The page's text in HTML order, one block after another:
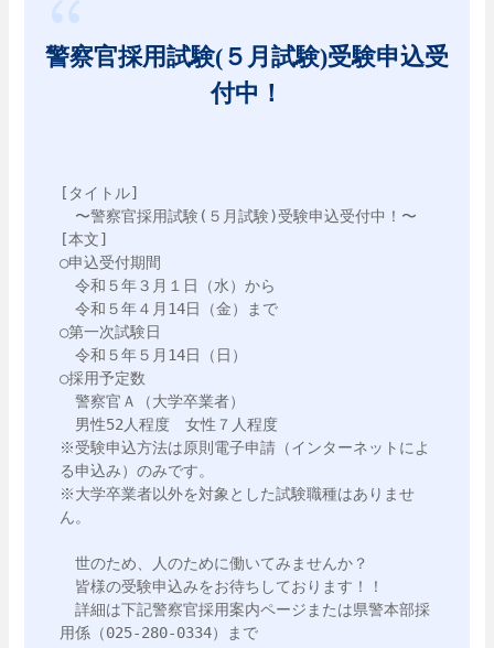
警察官採用試験(５月試験)受験申込受
付中！
[タイトル]
〜警察官採用試験(５月試験)受験申込受付中！〜
[本文]
○申込受付期間
令和５年３月１日（水）から
令和５年４月14日（金）まで
○第一次試験日
令和５年５月14日（日）
○採用予定数
警察官Ａ（大学卒業者）
男性52人程度　女性７人程度
※受験申込方法は原則電子申請（インターネットによ
る申込み）のみです。
※大学卒業者以外を対象とした試験職種はありませ
ん。
世のため、人のために働いてみませんか？
皆様の受験申込みをお待ちしております！！
詳細は下記警察官採用案内ページまたは県警本部採
用係（025-280-0334）まで